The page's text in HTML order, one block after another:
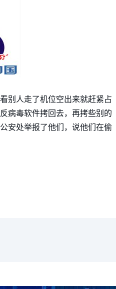
别人走了机位空出来就赶紧占
病毒软件拷回去，再拷些别的
安处举报了他们，说他们在偷